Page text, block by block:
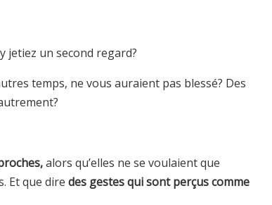
jetiez un second regard?
temps, ne vous auraient pas blessé? Des
alors qu’elles ne se voulaient que
Et que dire des gestes qui sont perçus comme